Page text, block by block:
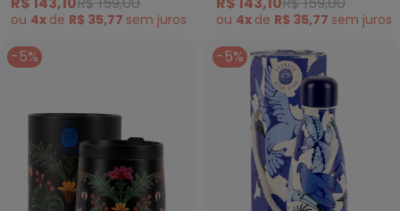
(Marrom)
ou 4x de R$ 35,77 sem juros
(Azul)
ou 4x de R$ 35,77 sem juros
-5% -5%